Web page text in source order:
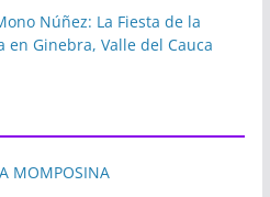
Núñez: La Fiesta de la
Ginebra, Valle del Cauca
MOMPOSINA